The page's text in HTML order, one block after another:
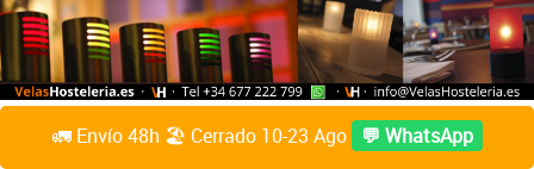
🚛 Envío 48h 🏖️ Cerrado 10-23 Ago 💬 WhatsApp